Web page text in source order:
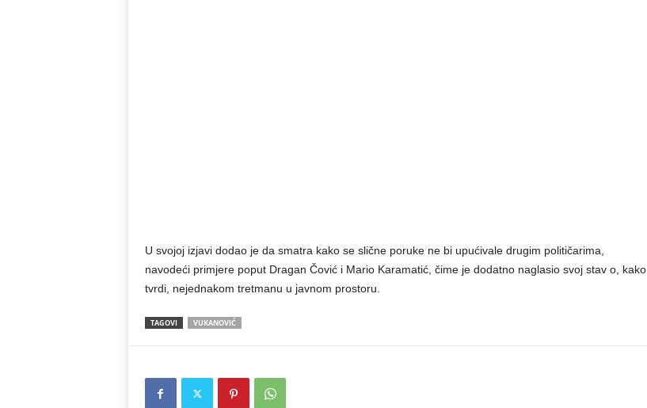
U svojoj izjavi dodao je da smatra kako se slične poruke ne bi upućivale drugim političarima,
navodeći primjere poput Dragan Čović i Mario Karamatić, čime je dodatno naglasio svoj stav o, kako
tvrdi, nejednakom tretmanu u javnom prostoru.
TAGOVI VUKANOVIĆ